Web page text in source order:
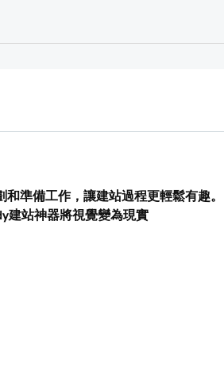
1m
準備工作，讓建站過程更輕鬆有趣。
建站神器將視覺變為現實